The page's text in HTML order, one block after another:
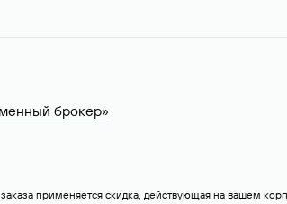
брокер»
применяется скидка, действующая на вашем